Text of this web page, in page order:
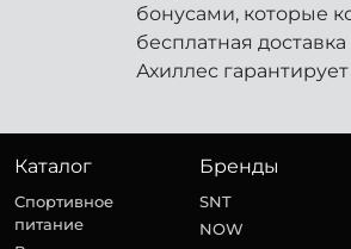
бонусами, которые
бесплатная
Ахиллес
Каталог
Спортивное
питание
Бренды
SNT
NOW